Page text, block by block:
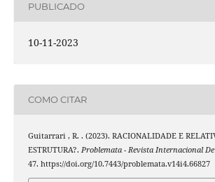
PUBLICADO
10-11-2023
COMO CITAR
Guitarrari , R. . (2023). RACIONALIDADE E
ESTRUTURA?. Problemata - Revista Internacional
47. https://doi.org/10.7443/problemata.v14i4.66827